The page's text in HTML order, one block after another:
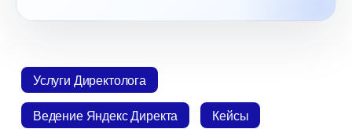
Услуги Директолога
едение Яндекс Директа
Кейсы